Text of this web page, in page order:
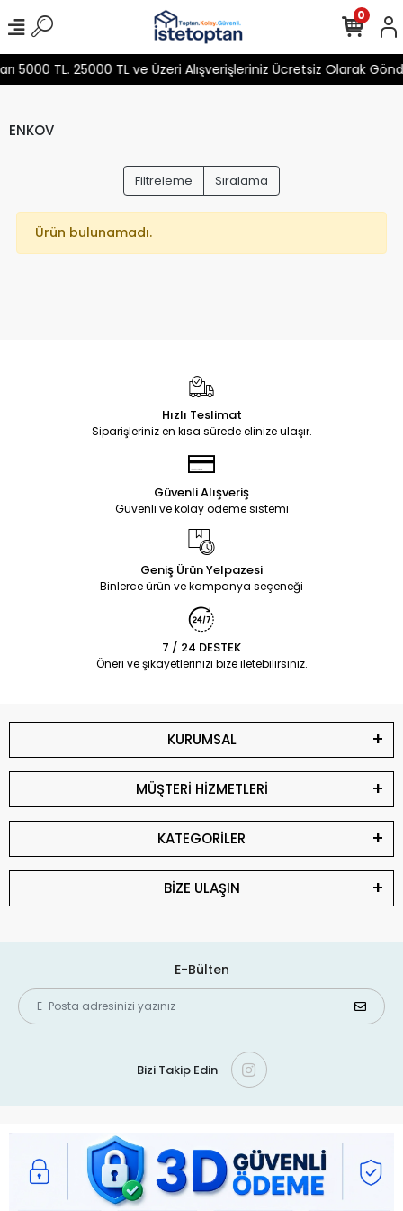
5000 TL. 25000 TL ve Üzeri Alışverişleriniz Ücretsiz Olarak
0
ENKOV
Filtreleme Sıralama
Ürün bulunamadı.
Hızlı Teslimat
Siparişleriniz en kısa sürede elinize ulaşır.
Güvenli Alışveriş
Güvenli ve kolay ödeme sistemi
Geniş Ürün Yelpazesi
Binlerce ürün ve kampanya seçeneği
7 / 24 DESTEK
Öneri ve şikayetlerinizi bize iletebilirsiniz.
KURUMSAL
MÜŞTERİ HİZMETLERİ
KATEGORİLER
BİZE ULAŞIN
E-Bülten
Bizi Takip Edin